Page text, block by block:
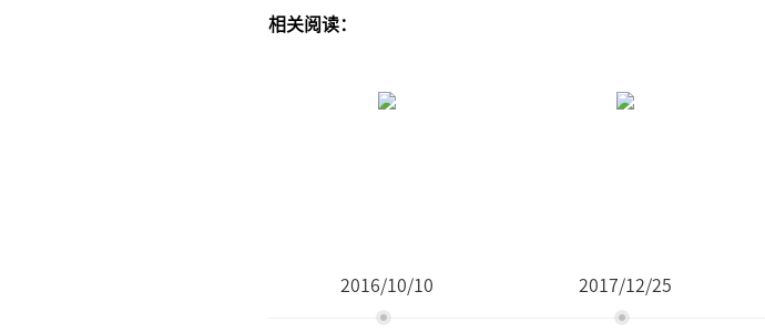
相关阅读：
2016/10/10 2017/12/25